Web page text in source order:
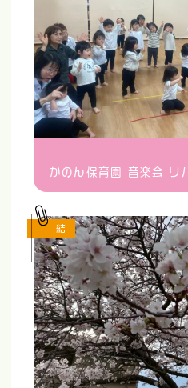
かのん保育園 音楽会 リ
結